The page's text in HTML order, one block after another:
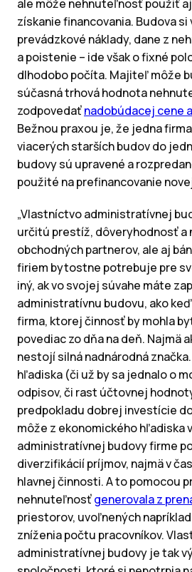
ale môže nehnuteľnosť použiť
získanie financovania. Budova
prevádzkové náklady, dane z
a poistenie – ide však o fixné
dlhodobo počíta. Majiteľ môže
súčasná trhová hodnota
zodpovedaťnadobúdacej cene
Bežnou praxou je, že jedna
viacerých starších budov do
budovy sú upravené a
použité na prefinancovanie
„Vlastníctvo administratívnej
určitú prestíž, dôveryhodnosť a
obchodných partnerov, ale aj
firiem bytostne potrebuje pre
iný, ak vo svojej súvahe máte
administratívnu budovu, ako keď
firma, ktorej činnosť by mohla
povediac zo dňa na deň. Najmä
nestojí silná nadnárodná
hľadiska (či už by sa jednalo o
odpisov, či rast účtovnej
predpokladu dobrej investície
môže z ekonomického hľadiska
administratívnej budovy firme
diverzifikácií príjmov, najmä v
hlavnej činnosti. A to pomocou
nehnuteľnosťgenerovala z
priestorov, uvoľnených
zníženia počtu pracovníkov.
administratívnej budovy je tak